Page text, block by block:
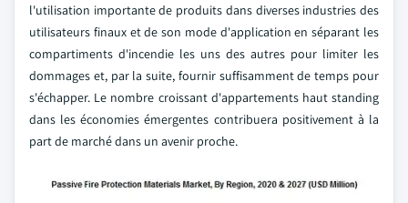
l'utilisation importante de produits dans diverses industries des
utilisateurs finaux et de son mode d'application en séparant les
compartiments d'incendie les uns des autres pour limiter les
dommages et, par la suite, fournir suffisamment de temps pour
s'échapper. Le nombre croissant d'appartements haut standing
dans les économies émergentes contribuera positivement à la
part de marché dans un avenir proche.